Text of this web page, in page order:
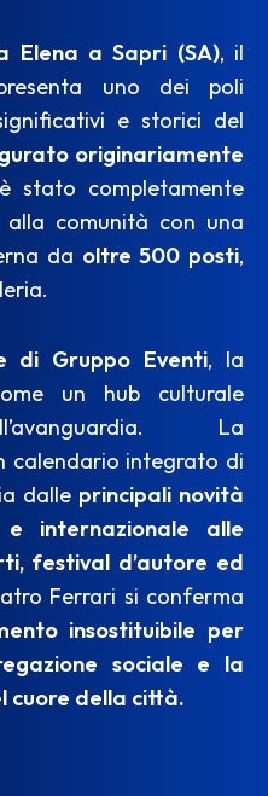
Elena a Sapri (SA), il
uno dei poli
e storici del
originariamente
stato completamente
comunità con una
da oltre 500 posti,
di Gruppo Eventi, la
un hub culturale
La
calendario integrato di
dalle principali novità
internazionale alle
festival d’autore ed
Ferrari si conferma
insostituibile per
sociale e la
cuore della città.